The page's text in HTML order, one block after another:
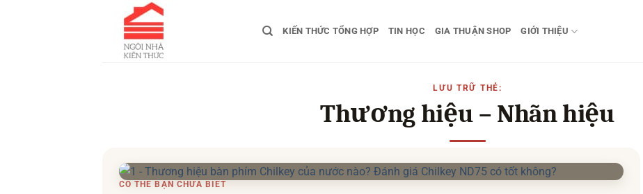
KIẾN THỨC TỔNG HỢP TIN HỌC GIA THUẬN SHOP GIỚI THIỆU
LƯU TRỮ THẺ:
Thương hiệu – Nhãn hiệu
CÓ THỂ BẠN CHƯA BIẾT